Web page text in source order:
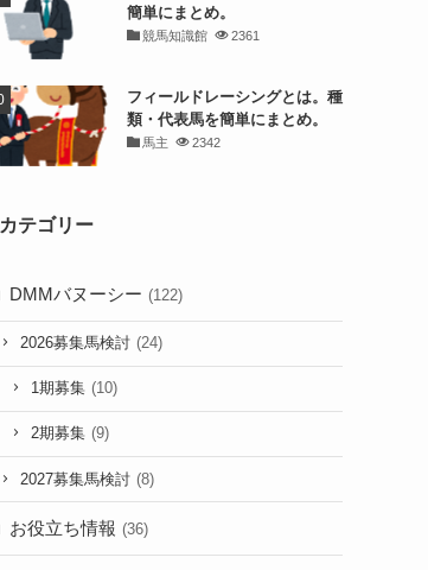
簡単にまとめ。
競馬知識館 2361
フィールドレーシングとは。種
類・代表馬を簡単にまとめ。
馬主 2342
カテゴリー
DMMバヌーシー (122)
2026募集馬検討 (24)
1期募集 (10)
2期募集 (9)
2027募集馬検討 (8)
お役立ち情報 (36)